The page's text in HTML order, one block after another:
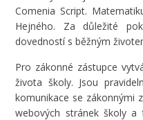
Comenia Script.
Hejného. Za důležité
dovedností s běžným
Pro zákonné zástupce
života školy. Jsou
komunikace se zákonnými
webových stránek školy a